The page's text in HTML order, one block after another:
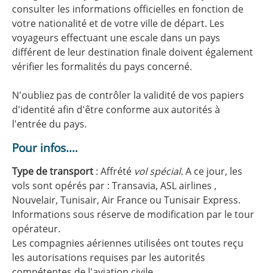
consulter les informations officielles en fonction de
votre nationalité et de votre ville de départ. Les
voyageurs effectuant une escale dans un pays
différent de leur destination finale doivent également
vérifier les formalités du pays concerné.
N'oubliez pas de contrôler la validité de vos papiers
d'identité afin d'être conforme aux autorités à
l'entrée du pays.
Pour infos....
Type de transport : Affrété vol spécial. A ce jour, les
vols sont opérés par : Transavia, ASL airlines ,
Nouvelair, Tunisair, Air France ou Tunisair Express.
Informations sous réserve de modification par le tour
opérateur.
Les compagnies aériennes utilisées ont toutes reçu
les autorisations requises par les autorités